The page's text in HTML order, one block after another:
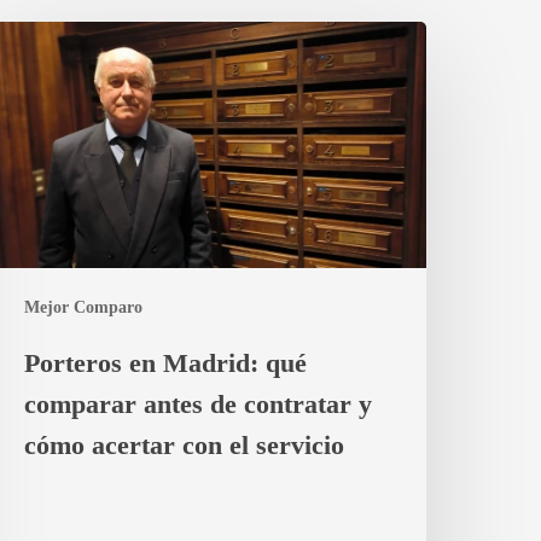
Mejor Comparo
Porteros en Madrid: qué
comparar antes de contratar y
cómo acertar con el servicio